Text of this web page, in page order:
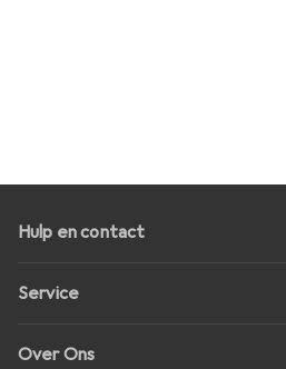
Hulp en contact
Service
Over Ons